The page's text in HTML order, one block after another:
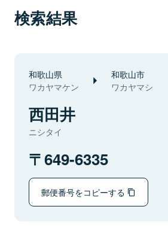
検索結果
和歌山県
ワカヤマケン
和歌山市
ワカヤマシ
西田井
ニシタイ
649-6335
郵便番号をコピーする